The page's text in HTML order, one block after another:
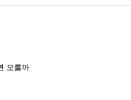
모를까